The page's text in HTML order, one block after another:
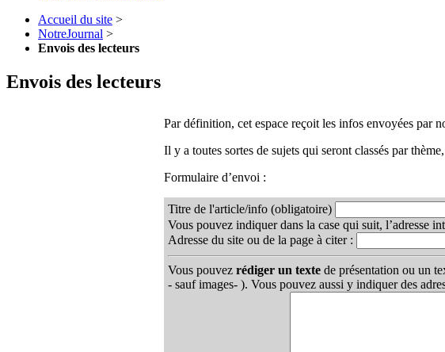
Accueil du site >
NotreJournal >
Envois des lecteurs
Envois des lecteurs
Par définition, cet espace reçoit les infos envoyées par
Il y a toutes sortes de sujets qui seront classés par
Formulaire d’envoi :
Titre de l'article/info(obligatoire)
Vous pouvez indiquer dans la case qui suit, l’adresse
Adresse du site ou de la page à citer :
Vous pouvezrédiger un texte de présentation ou un
- sauf images- ). Vous pouvez aussi y indiquer des